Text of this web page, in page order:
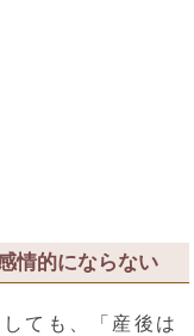
情的にならない
ても、「産後は